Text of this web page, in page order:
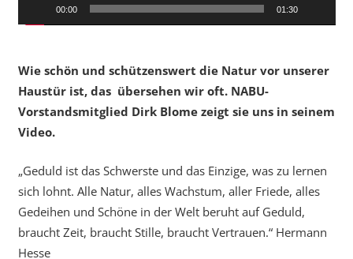
00:00 01:30
Wie schön und schützenswert die Natur vor unserer
Haustür ist, das übersehen wir oft. NABU-
Vorstandsmitglied Dirk Blome zeigt sie uns in seinem
Video.
„Geduld ist das Schwerste und das Einzige, was zu lernen
sich lohnt. Alle Natur, alles Wachstum, aller Friede, alles
Gedeihen und Schöne in der Welt beruht auf Geduld,
braucht Zeit, braucht Stille, braucht Vertrauen.“ Hermann
Hesse